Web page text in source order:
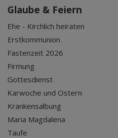
Glaube & Feiern
Ehe - Kirchlich heiraten
Erstkommunion
Fastenzeit 2026
Firmung
Gottesdienst
Karwoche und Ostern
Krankensalbung
Maria Magdalena
Taufe